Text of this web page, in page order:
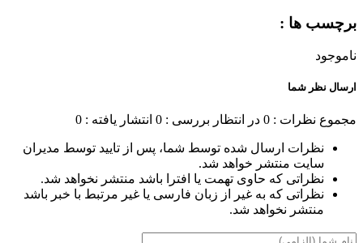
برچسب ها :
ناموجود
ارسال نظر شما
مجموع نظرات : 0 در انتظار بررسی : 0 انتشار یافته : 0
نظرات ارسال شده توسط شما، پس از تایید توسط مدیران
سایت منتشر خواهد شد.
نظراتی که حاوی تهمت یا افترا باشد منتشر نخواهد شد.
نظراتی که به غیر از زبان فارسی یا غیر مرتبط با خبر باشد
منتشر نخواهد شد.